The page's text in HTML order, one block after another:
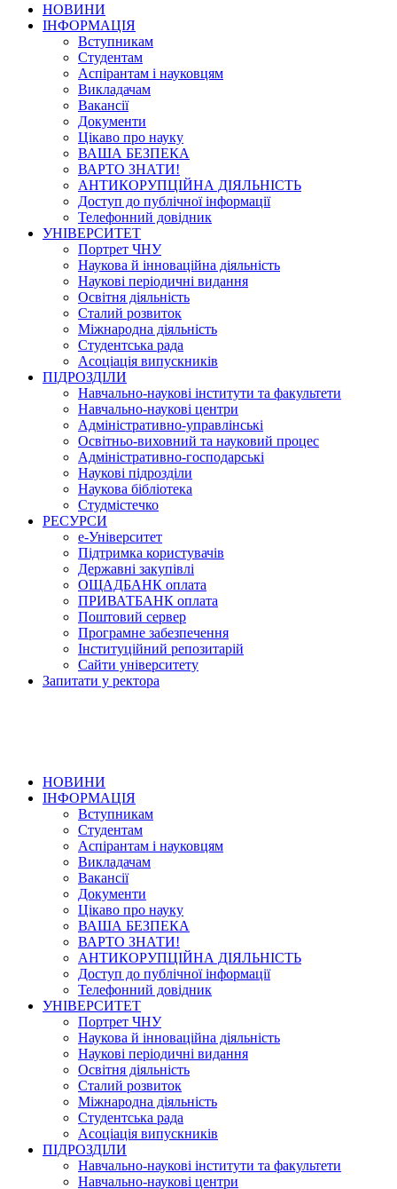
НОВИНИ
ІНФОРМАЦІЯ
Вступникам
Студентам
Аспірантам і науковцям
Викладачам
Вакансії
Документи
Цікаво про науку
ВАША БЕЗПЕКА
ВАРТО ЗНАТИ!
АНТИКОРУПЦІЙНА ДІЯЛЬНІСТЬ
Доступ до публічної інформації
Телефонний довідник
УНІВЕРСИТЕТ
Портрет ЧНУ
Наукова й інноваційна діяльність
Наукові періодичні видання
Освітня діяльність
Сталий розвиток
Міжнародна діяльність
Студентська рада
Асоціація випускників
ПІДРОЗДІЛИ
Навчально-наукові інститути та факультети
Навчально-наукові центри
Адміністративно-управлінські
Освітньо-виховний та науковий процес
Адміністративно-господарські
Наукові підрозділи
Наукова бібліотека
Студмістечко
РЕСУРСИ
е-Університет
Підтримка користувачів
Державні закупівлі
ОЩАДБАНК оплата
ПРИВАТБАНК оплата
Поштовий сервер
Програмне забезпечення
Інституційний репозитарій
Сайти університету
Запитати у ректора
НОВИНИ
ІНФОРМАЦІЯ
Вступникам
Студентам
Аспірантам і науковцям
Викладачам
Вакансії
Документи
Цікаво про науку
ВАША БЕЗПЕКА
ВАРТО ЗНАТИ!
АНТИКОРУПЦІЙНА ДІЯЛЬНІСТЬ
Доступ до публічної інформації
Телефонний довідник
УНІВЕРСИТЕТ
Портрет ЧНУ
Наукова й інноваційна діяльність
Наукові періодичні видання
Освітня діяльність
Сталий розвиток
Міжнародна діяльність
Студентська рада
Асоціація випускників
ПІДРОЗДІЛИ
Навчально-наукові інститути та факультети
Навчально-наукові центри